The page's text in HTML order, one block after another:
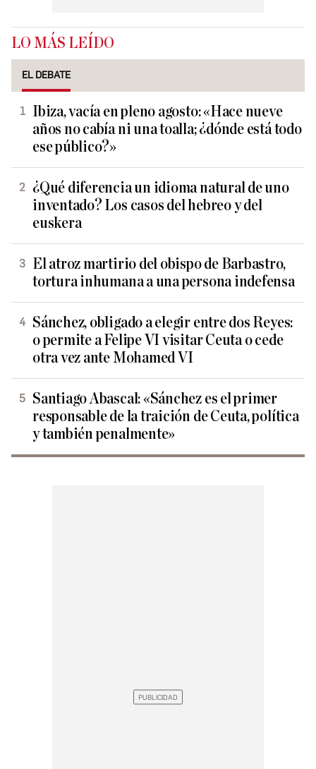
LO MÁS LEÍDO
EL DEBATE
Ibiza, vacía en pleno agosto: «Hace nueve
años no cabía ni una toalla; ¿dónde está todo
ese público?»
¿Qué diferencia un idioma natural de uno
inventado? Los casos del hebreo y del
euskera
El atroz martirio del obispo de Barbastro,
tortura inhumana a una persona indefensa
Sánchez, obligado a elegir entre dos Reyes:
o permite a Felipe VI visitar Ceuta o cede
otra vez ante Mohamed VI
Santiago Abascal: «Sánchez es el primer
responsable de la traición de Ceuta, política
y también penalmente»